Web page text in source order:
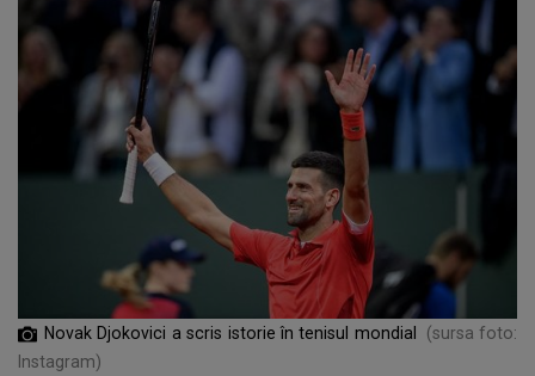
Novak Djokovici a scris istorie în tenisul mondial
(sursa foto:
Instagram)